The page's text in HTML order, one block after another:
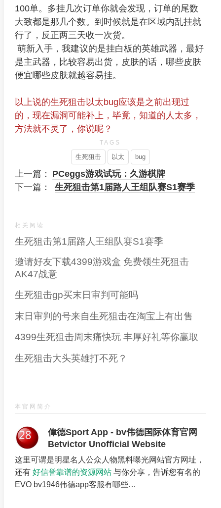
100单。多挂几次订单你就会发现，订单的尾数
大致都是那几个数。到时候就是在区域内乱挂就
行了，反正两三天收一次货。
萌新入手，我建议的是挂白板的英雄武器，最好
是主武器，比较容易出货，皮肤的话，哪些皮肤
便宜哪些皮肤就越容易挂。
以上说的生死狙击以太bug应该是之前出现过
的，现在漏洞可能补上，毕竟，知道的人太多，
方法就不灵了，你说呢？
TAGS
生死狙击 以太 bug
上一篇：
PCeggs游戏试玩：久游棋牌
下一篇：
生死狙击第1届路人王组队赛S1赛季
相关阅读
生死狙击第1届路人王组队赛S1赛季
邀请好友下载4399游戏盒 免费领生死狙击
AK47战意
生死狙击gp买末日审判可能吗
末日审判的号来自生死狙击在淘宝上有出售
4399生死狙击周末痛快玩 丰厚好礼等你赢取
生死狙击大头英雄打不死？
本官网简介
偉德Sport App - bv伟德国际体育官网
Betvictor Unofficial Website
这里可谓是明星名人公众人物黑料曝光网站官方网址，
还有 好信誉靠谱的资源网站与你分享，告诉您有名的
EVO bv1946伟德app客服有哪些…